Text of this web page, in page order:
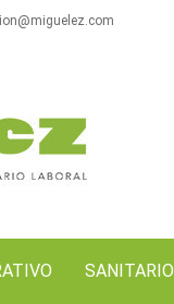
SANITARIO